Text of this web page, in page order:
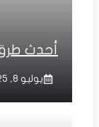
أحدث
يوليو 8, 2025